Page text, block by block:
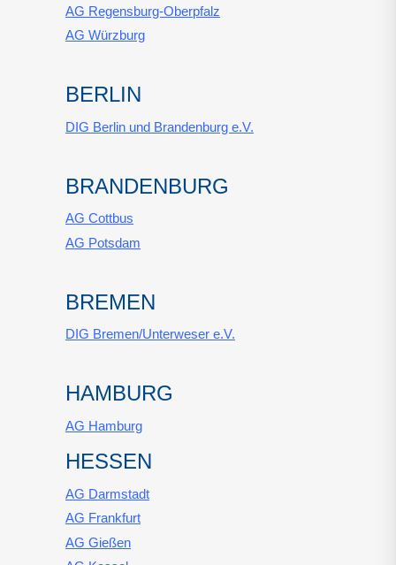
AG Regensburg-Oberpfalz
AG Würzburg
BERLIN
DIG Berlin und Brandenburg e.V.
BRANDENBURG
AG Cottbus
AG Potsdam
BREMEN
DIG Bremen/Unterweser e.V.
HAMBURG
AG Hamburg
HESSEN
AG Darmstadt
AG Frankfurt
AG Gießen